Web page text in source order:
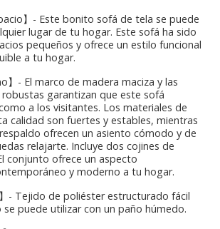
】- Este bonito sofá de tela se puede
lugar de tu hogar. Este sofá ha sido
pequeños y ofrece un estilo funcional
a tu hogar.
】- El marco de madera maciza y las
garantizan que este sofá
a los visitantes. Los materiales de
calidad son fuertes y estables, mientras
ofrecen un asiento cómodo y de
relajarte. Incluye dos cojines de
conjunto ofrece un aspecto
y moderno a tu hogar.
- Tejido de poliéster estructurado fácil
puede utilizar con un paño húmedo.